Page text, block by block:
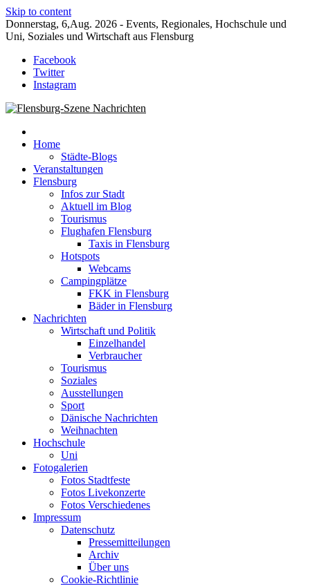
Skip to content
Donnerstag, 6,Aug. 2026 - Events, Regionales, Hochschule und
Uni, Soziales und Wirtschaft aus Flensburg
Facebook
Twitter
Instagram
Flensburg-Szene Nachrichten
Nachrichten für Flensburg und Umgebung
Home
Städte-Blogs
Veranstaltungen
Flensburg
Infos zur Stadt
Aktuell im Blog
Tourismus
Flughafen Flensburg
Taxis in Flensburg
Hotspots
Webcams
Campingplätze
FKK in Flensburg
Bäder in Flensburg
Nachrichten
Wirtschaft und Politik
Einzelhandel
Verbraucher
Tourismus
Soziales
Ausstellungen
Sport
Dänische Nachrichten
Weihnachten
Hochschule
Uni
Fotogalerien
Fotos Stadtfeste
Fotos Livekonzerte
Fotos Verschiedenes
Impressum
Datenschutz
Pressemitteilungen
Archiv
Über uns
Cookie-Richtlinie